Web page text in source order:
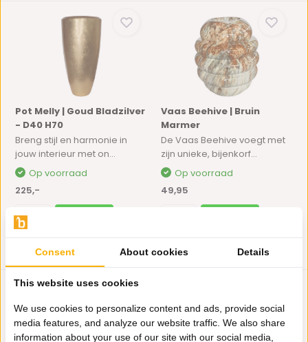
Pot Melly | Goud Bladzilver
- D40 H70
Breng stijl en harmonie in
jouw interieur met on...
Op voorraad
225,-
Vaas Beehive | Bruin
Marmer
De Vaas Beehive voegt met
zijn unieke, bijenkorf...
Op voorraad
49,95
Consent About cookies Details
This website uses cookies
We use cookies to personalize content and ads, provide social
media features, and analyze our website traffic. We also share
information about your use of our site with our social media,